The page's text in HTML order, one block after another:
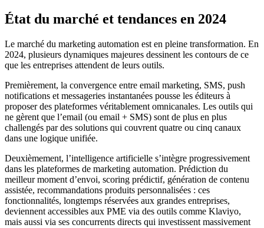
État du marché et tendances en 2024
Le marché du marketing automation est en pleine transformation. En
2024, plusieurs dynamiques majeures dessinent les contours de ce
que les entreprises attendent de leurs outils.
Premièrement, la convergence entre email marketing, SMS, push
notifications et messageries instantanées pousse les éditeurs à
proposer des plateformes véritablement omnicanales. Les outils qui
ne gèrent que l’email (ou email + SMS) sont de plus en plus
challengés par des solutions qui couvrent quatre ou cinq canaux
dans une logique unifiée.
Deuxièmement, l’intelligence artificielle s’intègre progressivement
dans les plateformes de marketing automation. Prédiction du
meilleur moment d’envoi, scoring prédictif, génération de contenu
assistée, recommandations produits personnalisées : ces
fonctionnalités, longtemps réservées aux grandes entreprises,
deviennent accessibles aux PME via des outils comme Klaviyo,
mais aussi via ses concurrents directs qui investissent massivement